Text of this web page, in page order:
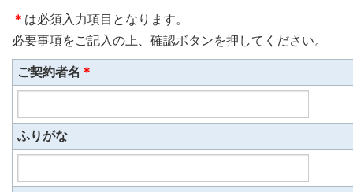
＊ は必須入力項目となります。
必要事項をご記入の上、確認ボタンを押してください。
ご契約者名 ＊
ふりがな